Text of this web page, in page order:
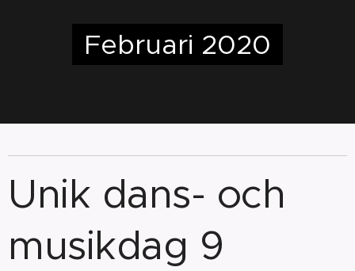
Februari 2020
Unik dans- och
musikdag 9